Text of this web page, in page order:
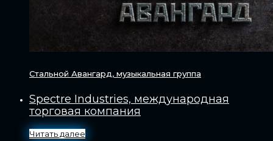
Стальной Авангард, музыкальная группа
Spectre Industries, международная
торговая компания
Читать далее